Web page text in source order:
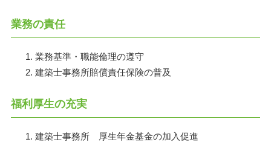
業務の責任
業務基準・職能倫理の遵守
建築士事務所賠償責任保険の普及
福利厚生の充実
建築士事務所 厚生年金基金の加入促進